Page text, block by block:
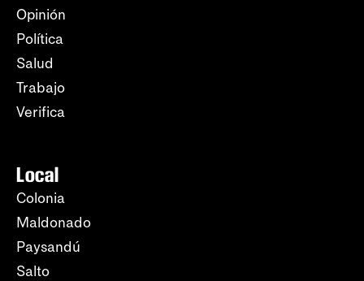
Opinión
Política
Salud
Trabajo
Verifica
Local
Colonia
Maldonado
Paysandú
Salto